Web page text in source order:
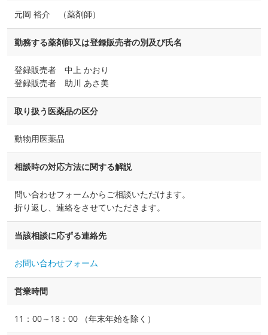
元岡 裕介 （薬剤師）
勤務する薬剤師又は登録販売者の別及び氏名
登録販売者 中上 かおり
登録販売者 助川 あさ美
取り扱う医薬品の区分
動物用医薬品
相談時の対応方法に関する解説
問い合わせフォームからご相談いただけます。
折り返し、連絡をさせていただきます。
当該相談に応ずる連絡先
お問い合わせフォーム
営業時間
11：00～18：00 （年末年始を除く）